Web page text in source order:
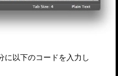
に以下のコードを入力し